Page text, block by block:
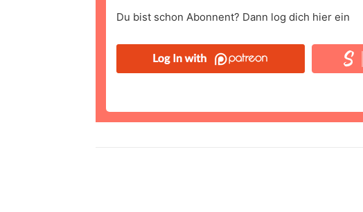
Du bist schon Abonnent? Dann log dich hier ein